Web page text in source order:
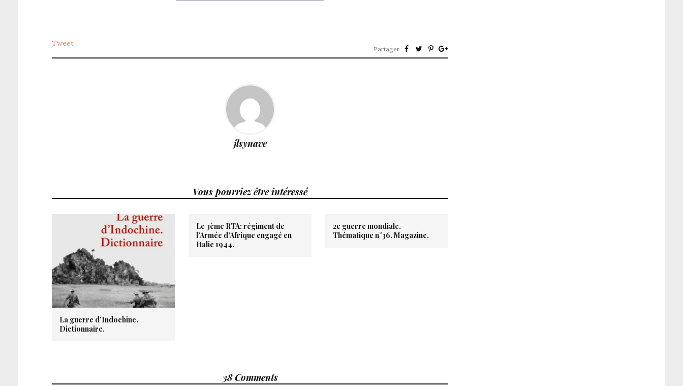
Tweet
Partager
jlsynave
Vous pourriez être intéressé
La guerre d’Indochine.
Dictionnaire.
Le 3ème RTA: régiment de
l'Armée d'Afrique engagé en
Italie 1944.
2e guerre mondiale.
Thématique n°36. Magazine.
38 Comments